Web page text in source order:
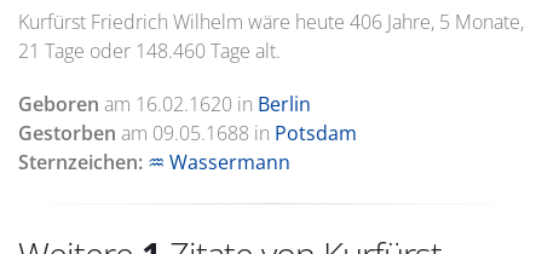
Kurfürst Friedrich Wilhelm wäre heute 406 Jahre, 5 Monate,
21 Tage oder 148.460 Tage alt.
Geboren am 16.02.1620 in Berlin
Gestorben am 09.05.1688 in Potsdam
Sternzeichen: ♒ Wassermann